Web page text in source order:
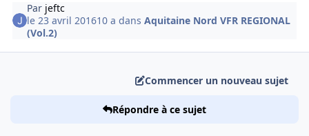
Par jeftc
le 23 avril 201610 a dansAquitaine Nord VFR REGIONAL
(Vol.2)
Commencer un nouveau sujet
Répondre à ce sujet